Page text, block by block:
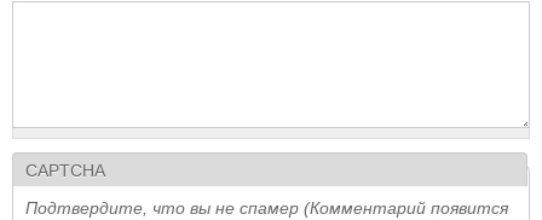
CAPTCHA
Подтвердите, что вы не спамер (Комментарий появится